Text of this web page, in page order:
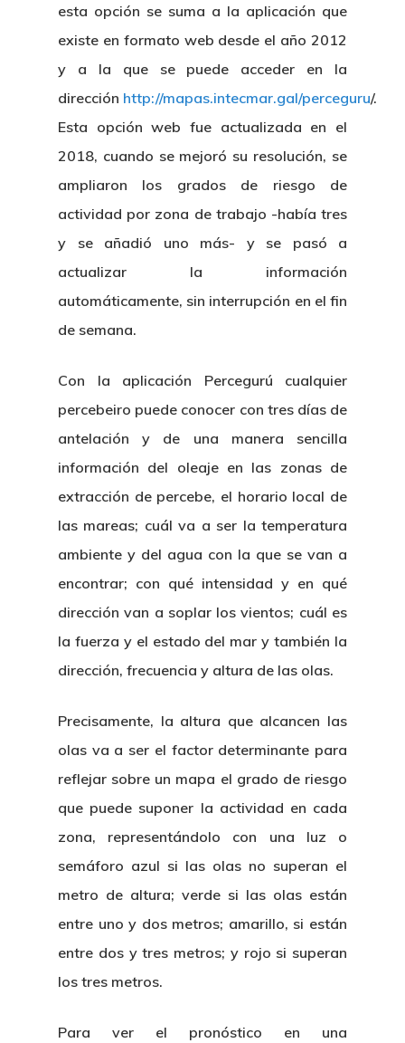
esta opción se suma a la aplicación que
existe en formato web desde el año 2012
y a la que se puede acceder en la
dirección http://mapas.intecmar.gal/perceguru/.
Esta opción web fue actualizada en el
2018, cuando se mejoró su resolución, se
ampliaron los grados de riesgo de
actividad por zona de trabajo -había tres
y se añadió uno más- y se pasó a
actualizar la información
automáticamente, sin interrupción en el fin
de semana.
Con la aplicación Percegurú cualquier
percebeiro puede conocer con tres días de
antelación y de una manera sencilla
información del oleaje en las zonas de
extracción de percebe, el horario local de
las mareas; cuál va a ser la temperatura
ambiente y del agua con la que se van a
encontrar; con qué intensidad y en qué
dirección van a soplar los vientos; cuál es
la fuerza y el estado del mar y también la
dirección, frecuencia y altura de las olas.
Precisamente, la altura que alcancen las
olas va a ser el factor determinante para
reflejar sobre un mapa el grado de riesgo
que puede suponer la actividad en cada
zona, representándolo con una luz o
semáforo azul si las olas no superan el
metro de altura; verde si las olas están
entre uno y dos metros; amarillo, si están
entre dos y tres metros; y rojo si superan
los tres metros.
Para ver el pronóstico en una